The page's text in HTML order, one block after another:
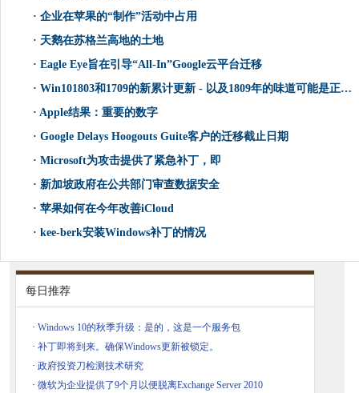
· 企业在苹果的“制作”活动中占用
· 天鹅在苏格兰高地的土地
· Eagle Eye旨在引导“All-In”Google云平台迁移
· Win101803和1709的新累计更新 - 以及1809年的味道可能是正确的
· Apple结果：重要的数字
· Google Delays Hoogouts Guite客户的迁移截止日期
· Microsoft为攻击提供了紧急补丁，即
· 新加坡政府在公共部门审查数据安全
· 苹果如何在今年改善iCloud
· kee-berk安装Windows补丁的情况
每日推荐
· Windows 10的秋季升级：是的，这是一个服务包
· 补丁即将到来。确保Windows更新被锁定。
· 政府投资刀检测技术研究
· 微软为企业提供了9个月以便脱离Exchange Server 2010